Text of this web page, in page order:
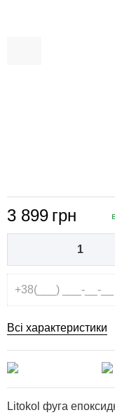
3 899 грн
Всі характеристики
Litokol фуга